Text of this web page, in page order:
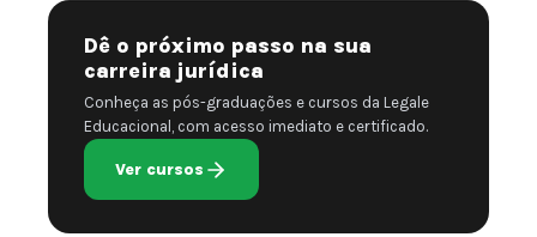
Dê o próximo passo na sua
carreira jurídica
Conheça as pós-graduações e cursos da Legale
Educacional, com acesso imediato e certificado.
Ver cursos